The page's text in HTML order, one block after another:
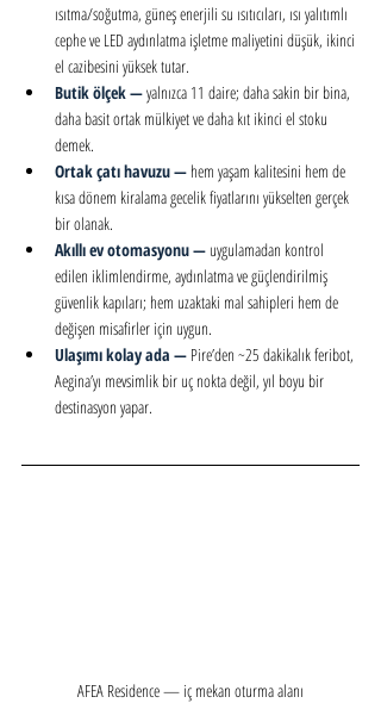
ısıtma/soğutma, güneş enerjili su ısıtıcıları, ısı yalıtımlı
cephe ve LED aydınlatma işletme maliyetini düşük, ikinci
el cazibesini yüksek tutar.
Butik ölçek — yalnızca 11 daire; daha sakin bir bina,
daha basit ortak mülkiyet ve daha kıt ikinci el stoku
demek.
Ortak çatı havuzu — hem yaşam kalitesini hem de
kısa dönem kiralama gecelik fiyatlarını yükselten gerçek
bir olanak.
Akıllı ev otomasyonu — uygulamadan kontrol
edilen iklimlendirme, aydınlatma ve güçlendirilmiş
güvenlik kapıları; hem uzaktaki mal sahipleri hem de
değişen misafirler için uygun.
Ulaşımı kolay ada — Pire’den ~25 dakikalık feribot,
Aegina’yı mevsimlik bir uç nokta değil, yıl boyu bir
destinasyon yapar.
AFEA Residence — iç mekan oturma alanı